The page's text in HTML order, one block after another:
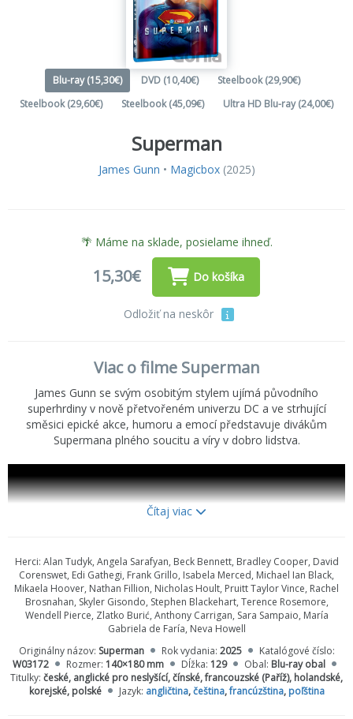
Blu-ray (15,30€) DVD (10,40€)
Steelbook (29,90€)
Steelbook (29,60€)
Steelbook (45,09€) Ultra HD Blu-ray (24,00€)
Superman
James Gunn • Magicbox(2025)
🌴 Máme na sklade, posielame ihneď.
15,30€ Do košíka
Odložiť na neskôr
Viac o filme Superman
James Gunn se svým osobitým stylem ujímá původního
superhrdiny v nově přetvořeném univerzu DC a ve strhující
směsici epické akce, humoru a emocí představuje divákům
Supermana plného soucitu a víry v dobro lidstva.
Čítaj viac
Herci: Alan Tudyk, Angela Sarafyan, Beck Bennett, Bradley Cooper, David
Corenswet, Edi Gathegi, Frank Grillo, Isabela Merced, Michael Ian Black,
Mikaela Hoover, Nathan Fillion, Nicholas Hoult, Pruitt Taylor Vince, Rachel
Brosnahan, Skyler Gisondo, Stephen Blackehart, Terence Rosemore,
Wendell Pierce, Zlatko Burić, Anthony Carrigan, Sara Sampaio, María
Gabriela de Faría, Neva Howell
Originálny názov: Superman Rok vydania: 2025
Katalógové číslo:
W03172
Rozmer: 140×180 mm Dĺžka: 129 Obal: Blu-ray obal
Titulky: české, anglické pro neslyšící, čínské, francouzské (Paříž), holandské,
korejské, polské
Jazyk: angličtina,čeština,francúzština, poľština